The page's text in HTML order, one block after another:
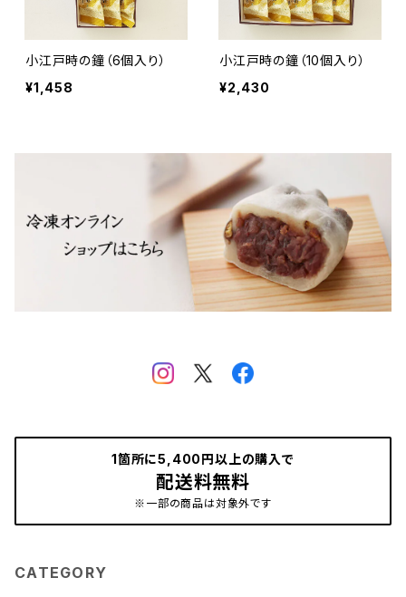
小江戸時の鐘（6個入り）
¥1,458
小江戸時の鐘（10個入り）
¥2,430
1箇所に5,400円以上の購入で
配送料無料
※一部の商品は対象外です
CATEGORY